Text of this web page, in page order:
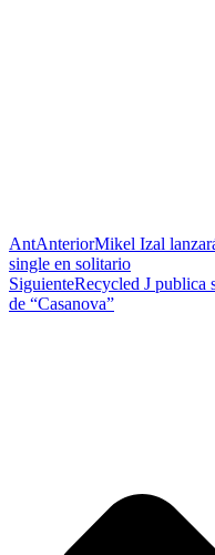
AntAnteriorMikel Izal
single en solitario
SiguienteRecycled J publica
de “Casanova”